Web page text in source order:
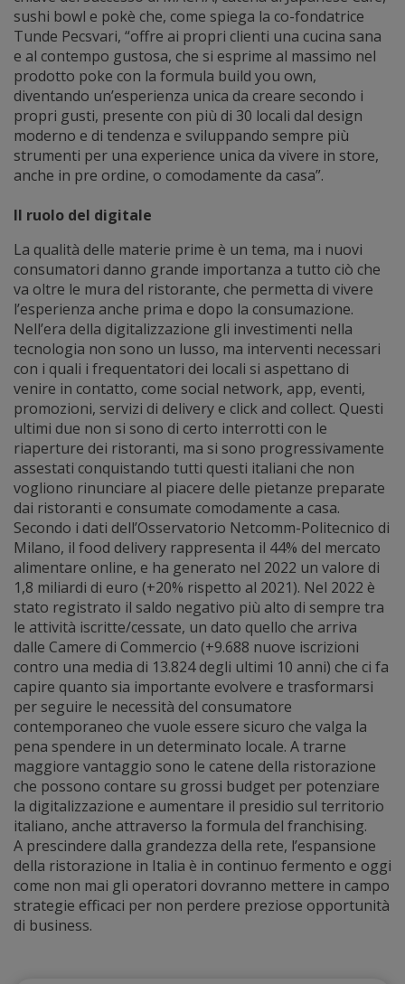
sushi bowl e pokè che, come spiega la co-fondatrice
Tunde Pecsvari, “offre ai propri clienti una cucina sana
e al contempo gustosa, che si esprime al massimo nel
prodotto poke con la formula build you own,
diventando un’esperienza unica da creare secondo i
propri gusti, presente con più di 30 locali dal design
moderno e di tendenza e sviluppando sempre più
strumenti per una experience unica da vivere in store,
anche in pre ordine, o comodamente da casa”.
Il ruolo del digitale
La qualità delle materie prime è un tema, ma i nuovi
consumatori danno grande importanza a tutto ciò che
va oltre le mura del ristorante, che permetta di vivere
l’esperienza anche prima e dopo la consumazione.
Nell’era della digitalizzazione gli investimenti nella
tecnologia non sono un lusso, ma interventi necessari
con i quali i frequentatori dei locali si aspettano di
venire in contatto, come social network, app, eventi,
promozioni, servizi di delivery e click and collect. Questi
ultimi due non si sono di certo interrotti con le
riaperture dei ristoranti, ma si sono progressivamente
assestati conquistando tutti questi italiani che non
vogliono rinunciare al piacere delle pietanze preparate
dai ristoranti e consumate comodamente a casa.
Secondo i dati dell’Osservatorio Netcomm-Politecnico di
Milano, il food delivery rappresenta il 44% del mercato
alimentare online, e ha generato nel 2022 un valore di
1,8 miliardi di euro (+20% rispetto al 2021). Nel 2022 è
stato registrato il saldo negativo più alto di sempre tra
le attività iscritte/cessate, un dato quello che arriva
dalle Camere di Commercio (+9.688 nuove iscrizioni
contro una media di 13.824 degli ultimi 10 anni) che ci fa
capire quanto sia importante evolvere e trasformarsi
per seguire le necessità del consumatore
contemporaneo che vuole essere sicuro che valga la
pena spendere in un determinato locale. A trarne
maggiore vantaggio sono le catene della ristorazione
che possono contare su grossi budget per potenziare
la digitalizzazione e aumentare il presidio sul territorio
italiano, anche attraverso la formula del franchising.
A prescindere dalla grandezza della rete, l’espansione
della ristorazione in Italia è in continuo fermento e oggi
come non mai gli operatori dovranno mettere in campo
strategie efficaci per non perdere preziose opportunità
di business.